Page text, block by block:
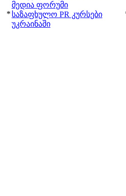
მედია ფორუმი
* საზაფხულო PR კურსები
უკრაინაში